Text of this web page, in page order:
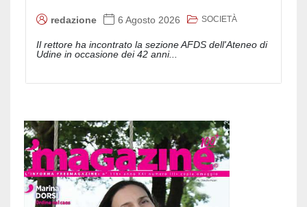
redazione 6 Agosto 2026 SOCIETÀ
Il rettore ha incontrato la sezione AFDS dell'Ateneo di
Udine in occasione dei 42 anni...